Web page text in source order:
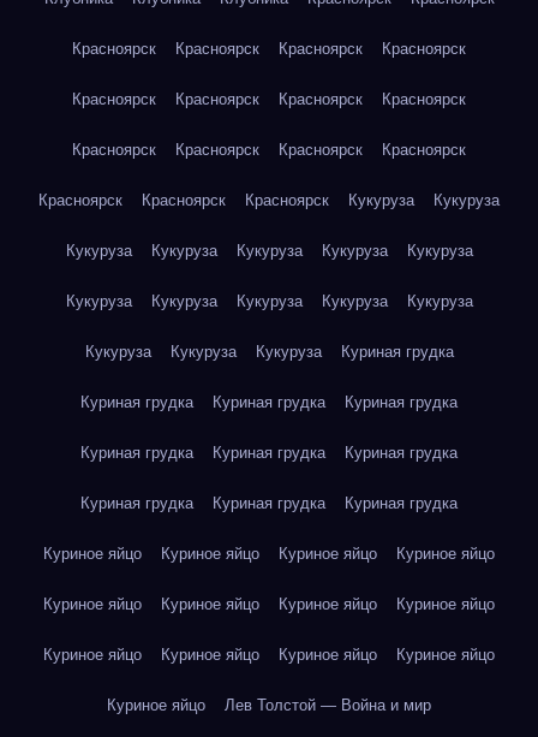
Красноярск Красноярск Красноярск Красноярск
Красноярск Красноярск Красноярск Красноярск
Красноярск Красноярск Красноярск Красноярск
Красноярск Красноярск Красноярск Кукуруза Кукуруза
Кукуруза Кукуруза Кукуруза Кукуруза Кукуруза
Кукуруза Кукуруза Кукуруза Кукуруза Кукуруза
Кукуруза Кукуруза Кукуруза Куриная грудка
Куриная грудка Куриная грудка Куриная грудка
Куриная грудка Куриная грудка Куриная грудка
Куриная грудка Куриная грудка Куриная грудка
Куриное яйцо Куриное яйцо Куриное яйцо Куриное яйцо
Куриное яйцо Куриное яйцо Куриное яйцо Куриное яйцо
Куриное яйцо Куриное яйцо Куриное яйцо Куриное яйцо
Куриное яйцо Лев Толстой — Война и мир